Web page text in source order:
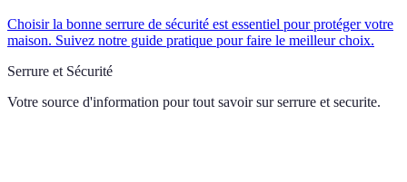
Choisir la bonne serrure de sécurité est essentiel pour protéger votre
maison. Suivez notre guide pratique pour faire le meilleur choix.
Serrure et Sécurité
Votre source d'information pour tout savoir sur serrure et securite.